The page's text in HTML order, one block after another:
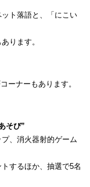
ト落語と、「にこい
ります。
ーナーもあります。
そび”
、消火器射的ゲーム
するほか、抽選で5名